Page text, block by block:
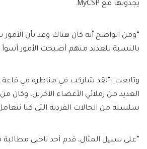
يجدونها مع MyCSP.
“ومن الواضح أنه كان هناك وعد بأن
بالنسبة للعديد منهم أصبحت الأمور أسوأ
وتابعت: “لقد شاركت في مناظرة في
العديد من زملائي الأعضاء الآخرين، وكان
سلسلة من الحالات الفردية التي كنا
“على سبيل المثال، قدم أحد ناخبي